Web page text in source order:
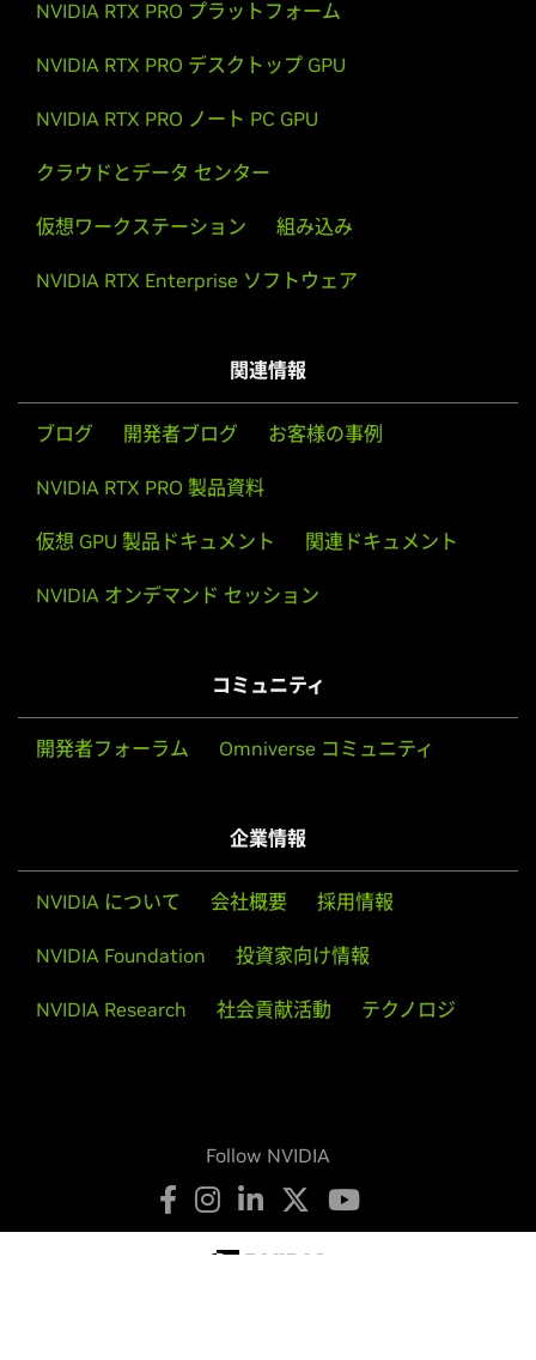
NVIDIA RTX PRO プラットフォーム
NVIDIA RTX PRO デスクトップ GPU
NVIDIA RTX PRO ノート PC GPU
クラウドとデータ センター
仮想ワークステーション 組み込み
NVIDIA RTX Enterprise ソフトウェア
関連情報
ブログ 開発者ブログ お客様の事例
NVIDIA RTX PRO 製品資料
仮想 GPU 製品ドキュメント 関連ドキュメント
NVIDIA オンデマンド セッション
コミュニティ
開発者フォーラム Omniverse コミュニティ
企業情報
NVIDIA について 会社概要 採用情報
NVIDIA Foundation 投資家向け情報
NVIDIA Research 社会貢献活動 テクノロジ
Follow NVIDIA